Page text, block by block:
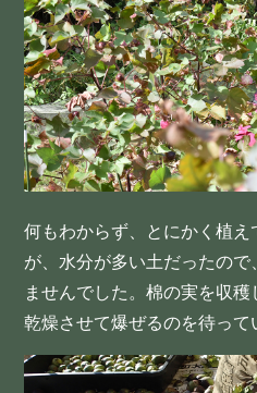
何もわからず、とにかく植
が、水分が多い土だったの
ませんでした。棉の実を収
乾燥させて爆ぜるのを待って